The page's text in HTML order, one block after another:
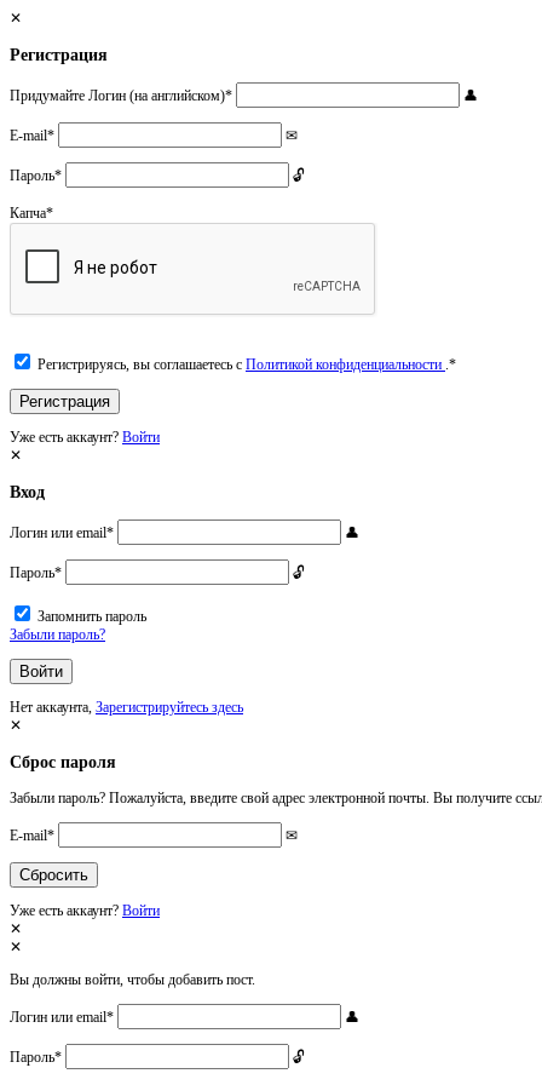
Регистрация
Придумайте Логин (на английском)*
E-mail*
Пароль*
Капча*
Регистрируясь, вы соглашаетесь с Политикой конфиденциальности .*
Уже есть аккаунт? Войти
Вход
Логин или email*
Пароль*
Запомнить пароль
Забыли пароль?
Нет аккаунта, Зарегистрируйтесь здесь
Сброс пароля
Забыли пароль? Пожалуйста, введите свой адрес электронной почты. Вы получите
E-mail*
Уже есть аккаунт? Войти
Вы должны войти, чтобы добавить пост.
Логин или email*
Пароль*